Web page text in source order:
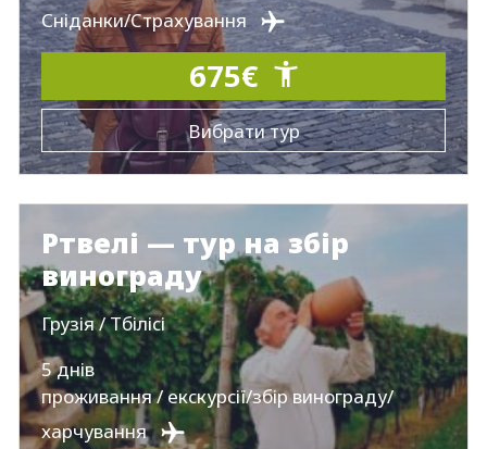
Сніданки/Cтрахування
675€
Вибрати тур
Ртвелі — тур на збір
винограду
Грузія / Тбілісі
5 днів
проживання / екскурсії/збір винограду/
харчування